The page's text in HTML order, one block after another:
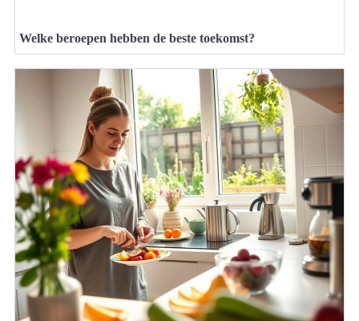
Welke beroepen hebben de beste toekomst?